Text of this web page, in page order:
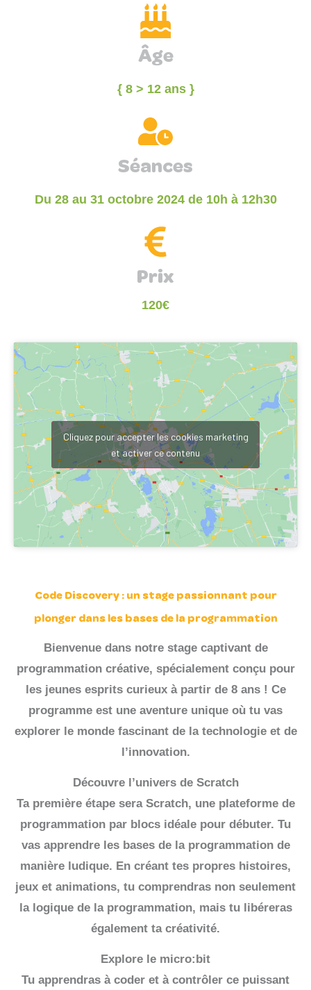
Âge
{ 8 > 12 ans }
Séances
Du 28 au 31 octobre 2024 de 10h à 12h30
Prix
120€
Cliquez pour accepter les cookies marketing
et activer ce contenu
Code Discovery : un stage passionnant pour
plonger dans les bases de la programmation
Bienvenue dans notre stage captivant de
programmation créative, spécialement conçu pour
les jeunes esprits curieux à partir de 8 ans ! Ce
programme est une aventure unique où tu vas
explorer le monde fascinant de la technologie et de
l’innovation.
Découvre l’univers de Scratch
Ta première étape sera Scratch, une plateforme de
programmation par blocs idéale pour débuter. Tu
vas apprendre les bases de la programmation de
manière ludique. En créant tes propres histoires,
jeux et animations, tu comprendras non seulement
la logique de la programmation, mais tu libéreras
également ta créativité.
Explore le micro:bit
Tu apprendras à coder et à contrôler ce puissant